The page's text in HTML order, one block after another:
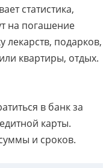
статистика,
на погашение
лекарств, подарков,
квартиры, отдых.
в банк за
карты.
и сроков.